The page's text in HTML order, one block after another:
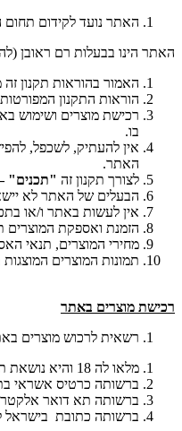
האתר נועד לקידום
האתר הינו בבעלות רם ראובן
האמור בהוראות תקנון
הוראות התקנון
רכישת מוצרים ושימוש
בו.
אין להעתיק, לשכפל,
האתר.
לצורך תקנון זה "תכנים"
הבעלים של האתר לא
אין לעשות באתר ו/או
הזמנת ואספקת המוצרים
מחירי המוצרים, תנאי
תמונות המוצרים
רכישת מוצרים באתר
רשאית לרכוש מוצרים
מלאו לה 18 והיא נושאת תעודת זהות ישראלית (וכן תאגיד המאוגד כדין בישראל והרשום במרשם המתאים המתנהל על פי דין
ברשותה כרטיס אשראי
ברשותה תא דואר
ברשותה כתובת בישראל